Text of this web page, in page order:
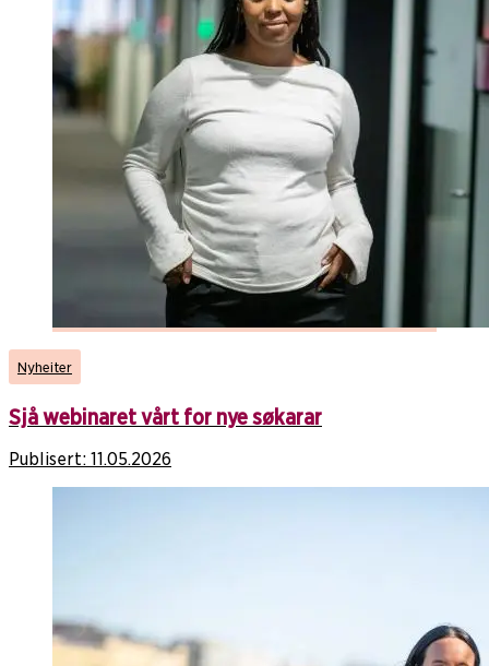
Nyheiter
Sjå webinaret vårt for nye søkarar
Publisert: 11.05.2026